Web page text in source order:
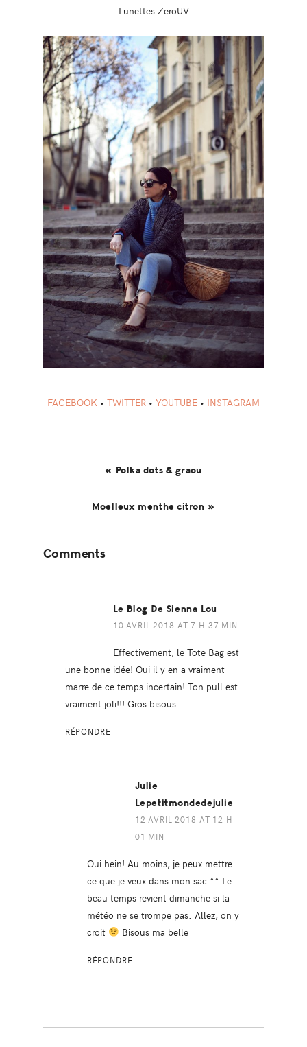
Lunettes ZeroUV
FACEBOOK • TWITTER • YOUTUBE • INSTAGRAM
« Polka dots & graou
Moelleux menthe citron »
Interactions
Comments
Le Blog De Sienna Lou
10 AVRIL 2018 AT 7 H 37 MIN
Effectivement, le Tote Bag est
une bonne idée! Oui il y en a vraiment
marre de ce temps incertain! Ton pull est
vraiment joli!!! Gros bisous
RÉPONDRE
Julie
Lepetitmondedejulie
12 AVRIL 2018 AT 12 H
01 MIN
Oui hein! Au moins, je peux mettre
ce que je veux dans mon sac ^^ Le
beau temps revient dimanche si la
météo ne se trompe pas. Allez, on y
croit
Bisous ma belle
RÉPONDRE